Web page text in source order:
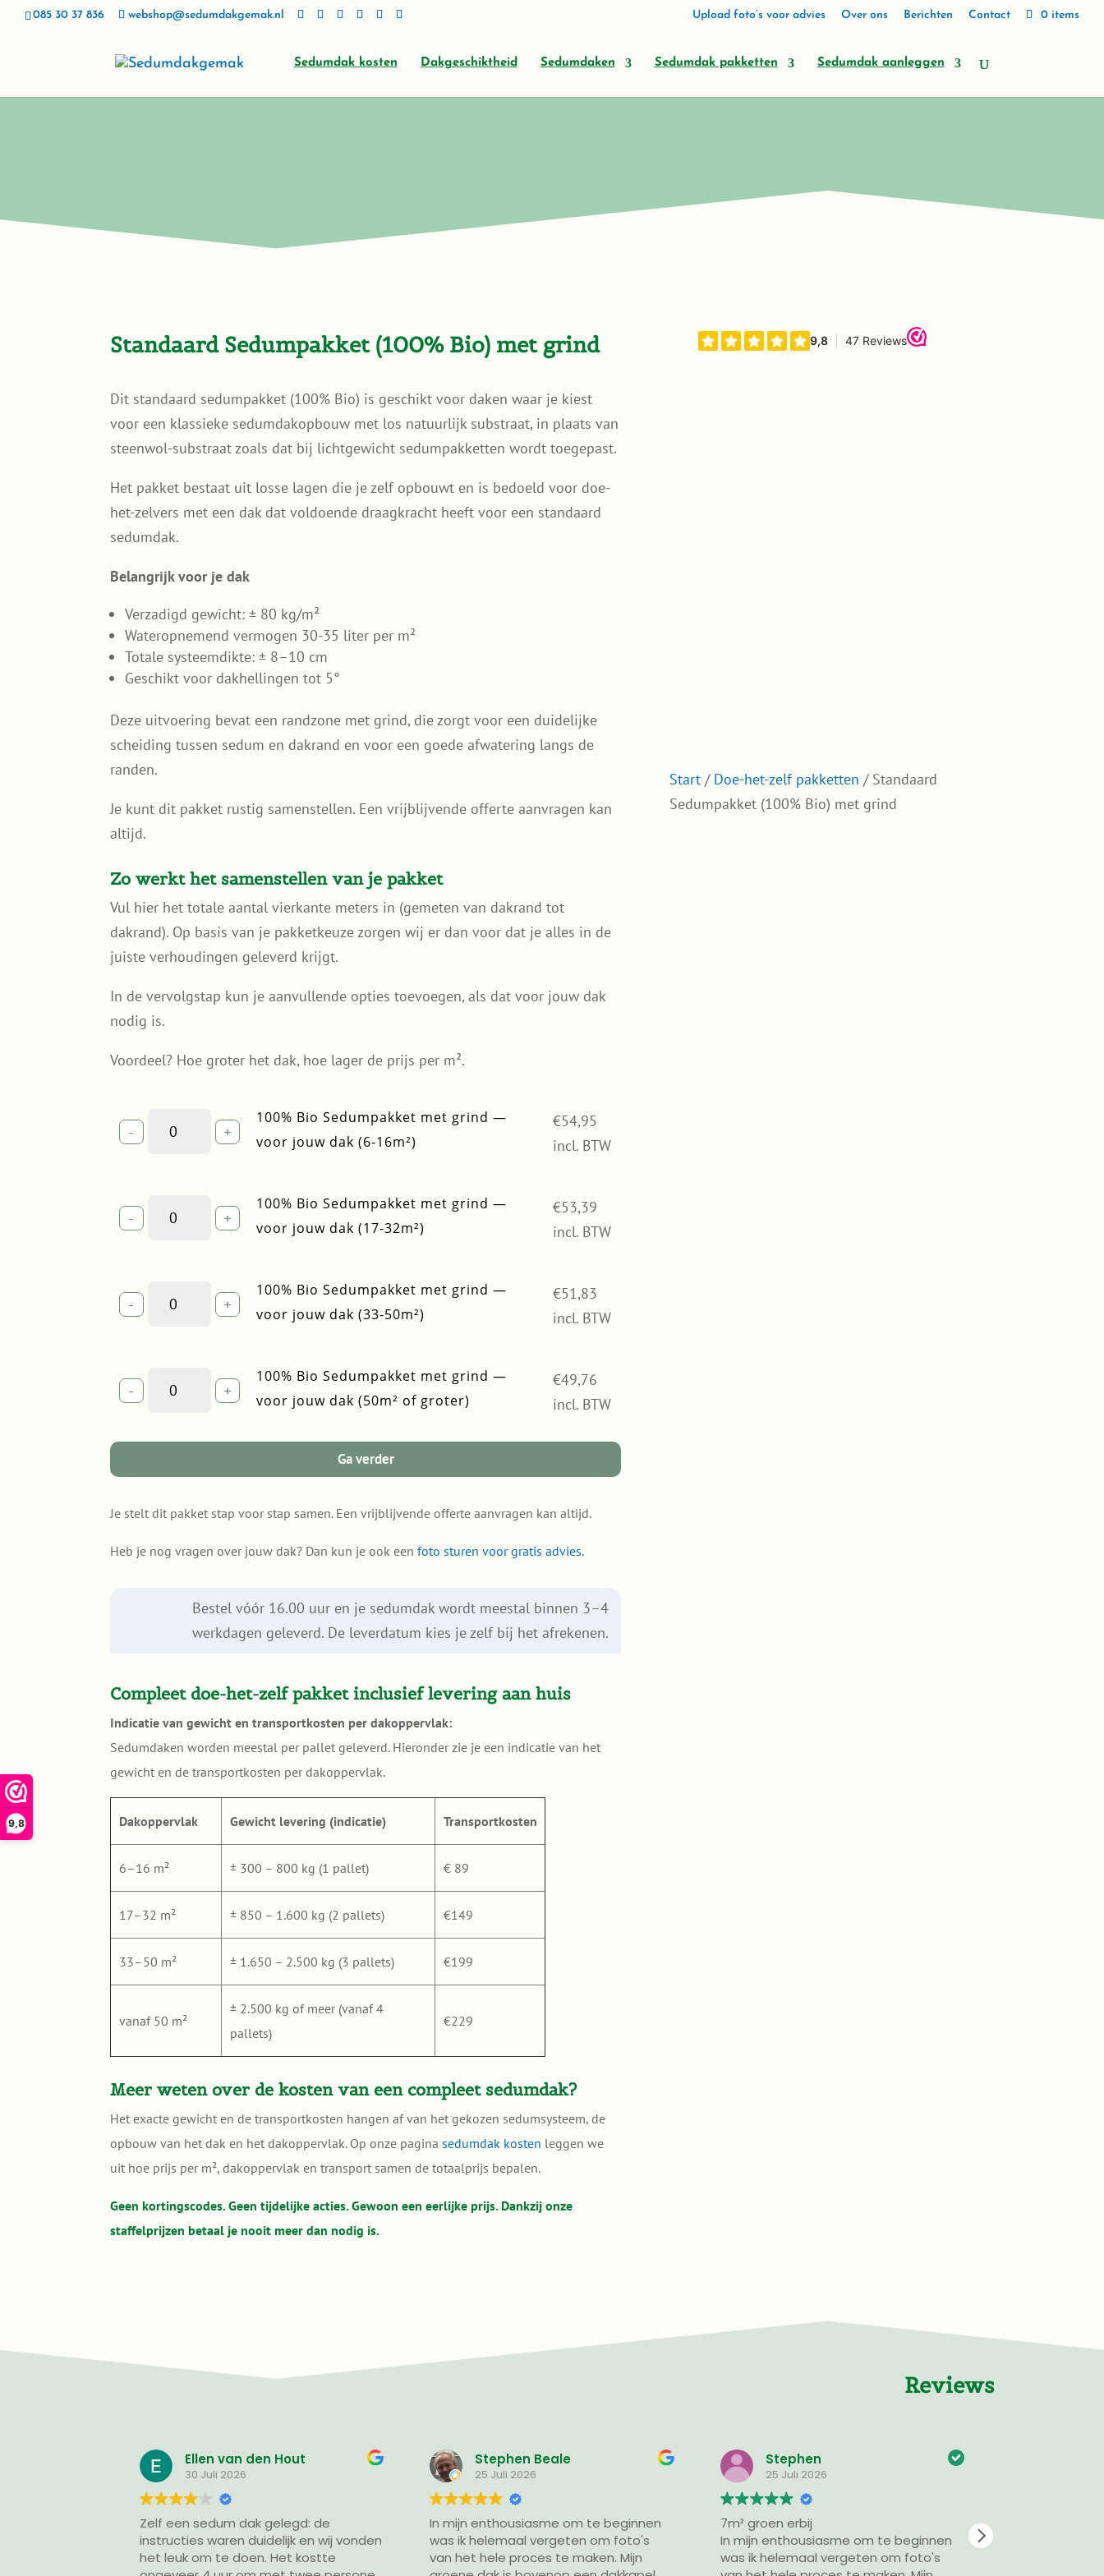
9,8
085 30 37 836 webshop@sedumdakgemak.nl Upload foto’s voor advies Over ons Berichten Contact 0 items
Sedumdak kosten Dakgeschiktheid Sedumdaken Sedumdak pakketten Sedumdak aanleggen
Standaard Sedumpakket (100% Bio) met grind
Dit standaard sedumpakket (100% Bio) is geschikt voor daken waar je kiest
voor een klassieke sedumdakopbouw met los natuurlijk substraat, in plaats van
steenwol-substraat zoals dat bij lichtgewicht sedumpakketten wordt toegepast.
Het pakket bestaat uit losse lagen die je zelf opbouwt en is bedoeld voor doe-
het-zelvers met een dak dat voldoende draagkracht heeft voor een standaard
sedumdak.
Belangrijk voor je dak
Verzadigd gewicht: ± 80 kg/m²
Wateropnemend vermogen 30-35 liter per m²
Totale systeemdikte: ± 8–10 cm
Geschikt voor dakhellingen tot 5°
Deze uitvoering bevat een randzone met grind, die zorgt voor een duidelijke
scheiding tussen sedum en dakrand en voor een goede afwatering langs de
randen.
Je kunt dit pakket rustig samenstellen. Een vrijblijvende offerte aanvragen kan
altijd.
Zo werkt het samenstellen van je pakket
Vul hier het totale aantal vierkante meters in (gemeten van dakrand tot
dakrand). Op basis van je pakketkeuze zorgen wij er dan voor dat je alles in de
juiste verhoudingen geleverd krijgt.
In de vervolgstap kun je aanvullende opties toevoegen, als dat voor jouw dak
nodig is.
Voordeel? Hoe groter het dak, hoe lager de prijs per m².
-
100%
Bio
—
(6-
16m²)
+
100% Bio Sedumpakket met grind —
voor jouw dak (6-16m²)
€54,95
incl. BTW
-
100%
Bio
—
(17-
32m²)
+
100% Bio Sedumpakket met grind —
voor jouw dak (17-32m²)
€53,39
incl. BTW
-
100%
Bio
—
quantity
+
100% Bio Sedumpakket met grind —
voor jouw dak (33-50m²)
€51,83
incl. BTW
-
100%
Bio
—
jouw
(50m²
+
100% Bio Sedumpakket met grind —
voor jouw dak (50m² of groter)
€49,76
incl. BTW
Ga verder
Je stelt dit pakket stap voor stap samen. Een vrijblijvende offerte aanvragen kan altijd.
Heb je nog vragen over jouw dak? Dan kun je ook eenfoto sturen voor gratis advies.
Bestel vóór 16.00 uur en je sedumdak wordt meestal binnen 3–4
werkdagen geleverd. De leverdatum kies je zelf bij het afrekenen.
Compleet doe-het-zelf pakket inclusief levering aan huis
Indicatie van gewicht en transportkosten per dakoppervlak:
Sedumdaken worden meestal per pallet geleverd. Hieronder zie je een indicatie van het
gewicht en de transportkosten per dakoppervlak.
Dakoppervlak Gewicht levering (indicatie) Transportkosten
6–16 m² ± 300 – 800 kg (1 pallet) € 89
17–32 m² ± 850 – 1.600 kg (2 pallets) €149
33–50 m² ± 1.650 – 2.500 kg (3 pallets) €199
vanaf 50 m²
± 2.500 kg of meer (vanaf 4
pallets)
€229
Meer weten over de kosten van een compleet sedumdak?
Het exacte gewicht en de transportkosten hangen af van het gekozen sedumsysteem, de
opbouw van het dak en het dakoppervlak. Op onze paginasedumdak kosten leggen we
uit hoe prijs per m², dakoppervlak en transport samen de totaalprijs bepalen.
Geen kortingscodes. Geen tijdelijke acties. Gewoon een eerlijke prijs. Dankzij onze
staffelprijzen betaal je nooit meer dan nodig is.
Start/ Doe-het-zelf pakketten / Standaard
Sedumpakket (100% Bio) met grind
Reviews
sedum dak gelegd: de
waren duidelijk en wij vonden
om te doen. Het kostte
Stephen Beale
In mijn enthousiasme om te beginnen
was ik helemaal vergeten om foto's
van het hele proces te maken. Mijn
7m² groen erbij
In mijn enthousiasme om te beginnen
was ik helemaal vergeten om foto's
Helene Beek
We hebben een pakket voor het
sedumdak besteld. Netjes geleverd op
de dag dat we hadden aangegeven.